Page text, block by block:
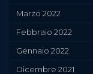
Marzo 2022
Febbraio 2022
Gennaio 2022
Dicembre 2021